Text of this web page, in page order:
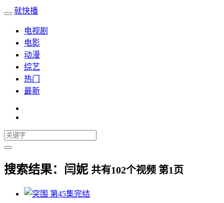
就快播
电视剧
电影
动漫
综艺
热门
最新
搜索结果： 闫妮 共有102个视频 第1 页
第45集完结